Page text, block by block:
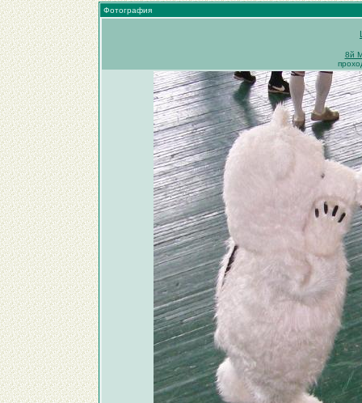
Фотография
8й